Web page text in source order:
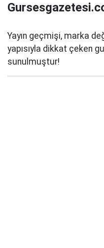
Yayın geçmişi, marka
yapısıyla dikkat çeken
sunulmuştur!